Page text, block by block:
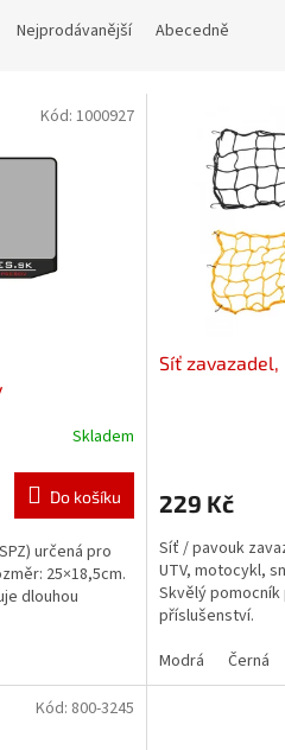
Nejprodávanější Abecedně
Skladem
Do košíku
určená pro
25×18,5cm.
dlouhou
Kód: 1000927
Síť zavazadel,
229 Kč
Síť / pavouk
UTV, motocykl,
Skvělý
příslušenství.
Modrá
Černá
Kód: 800-3245